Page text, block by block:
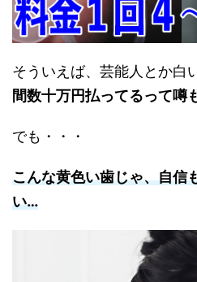
そういえば、芸能人とか白
間数十万円払ってるって噂
でも・・・
こんな黄色い歯じゃ、自信
い…